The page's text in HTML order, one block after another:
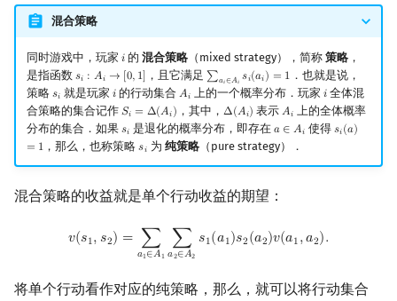
混合策略
同时游戏中，玩家 𝑖i的 混合策略（mixed strategy），简称 策略，
是指函数 𝑠𝑖 : 𝐴𝑖 → [0, 1]
si A i→ [0,1 ] ，且它满足 ∑𝑎𝑖∈𝐴𝑖 𝑠𝑖(𝑎𝑖) = 1
∑ai∈Ai si(ai)= 1
．也就是说，
策略 𝑠𝑖
si 就是玩家 𝑖i 的行动集合 𝐴𝑖
Ai 上的一个概率分布．玩家 𝑖i 全体混
合策略的集合记作 𝑆𝑖 = Δ(𝐴𝑖)
Si=Δ( Ai) ，其中， Δ(𝐴𝑖)
Δ(Ai) 表示 𝐴𝑖
Ai
上的全体概率
分布的集合．如果 𝑠𝑖
si 是退化的概率分布，即存在 𝑎 ∈ 𝐴𝑖
a∈Ai 使得𝑠𝑖(𝑎)
= 1
si(a)=
，那么，也称策略𝑠𝑖
si 为 纯策略（pure strategy）．
混合策略的收益就是单个行动收益的期望：
𝑣(𝑠1, 𝑠2) = ∑
𝑎1∈𝐴1
∑
𝑎2∈𝐴2
𝑠1(𝑎1)𝑠2(𝑎2)𝑣(𝑎1,𝑎2).
v(s1, 2)=∑ a1 ∈A1 a2∈ A2s1( a1)s2(a2)v( a ,a2
将单个行动看作对应的纯策略，那么，就可以将行动集合